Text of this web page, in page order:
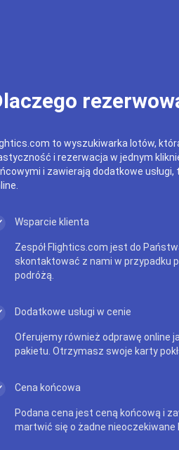
to wyszukiwarka lotów,
i rezerwacja w jednym
i zawierają dodatkowe
Wsparcie klienta
Zespół Flightics.com jest do
skontaktować z nami w przypadku
podróżą.
Dodatkowe usługi w cenie
Oferujemy również odprawę online
pakietu. Otrzymasz swoje karty
Cena końcowa
Podana cena jest ceną końcową i
martwić się o żadne nieoczekiwane